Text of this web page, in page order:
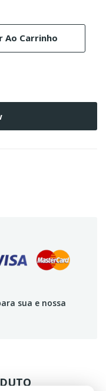
Ao Carrinho
sua e nossa